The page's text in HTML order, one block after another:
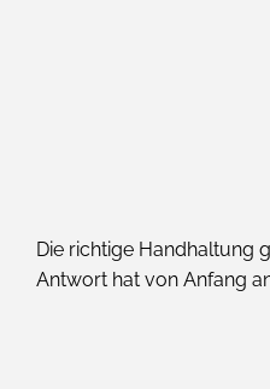
Die richtige Handhaltung
Antwort hat von Anfang